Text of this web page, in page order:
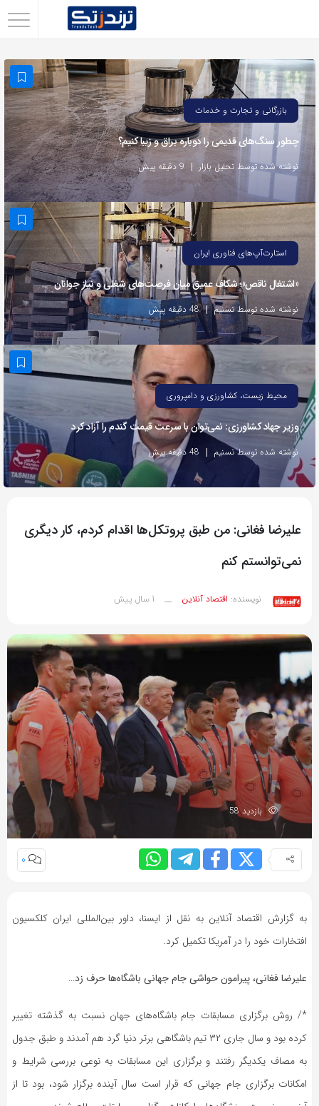
با
استفاده
از
روش‌های
زیر
می‌توانید
این
صفحه
را
دوستان
خود
به
اشتراک
بگذارید.
لینک
بازرگانی و تجارت و خدمات
چطور سنگ‌های قدیمی را دوباره براق و زیبا کنیم؟
نوشته شده توسط تحلیل بازار 9 دقیقه پیش
استارت‌آپ‌های فناوری ایران
«اشتغال ناقص»؛ شکاف عمیق میان فرصت‌های شغلی و نیاز جوانان
نوشته شده توسط تسنیم 48 دقیقه پیش
محیط زیست، کشاورزی و دامپروری
وزیر جهاد کشاورزی: نمی‌توان با سرعت قیمت گندم را آزاد کرد
نوشته شده توسط تسنیم 48 دقیقه پیش
علیرضا فغانی: من طبق پروتکل‌ها اقدام کردم، کار دیگری
نمی‌توانستم کنم
نویسنده: اقتصاد آنلاین __ 1 سال پیش
بازدید 58
0
به گزارش اقتصاد آنلاین به نقل از ایسنا، داور بین‌المللی ایران کلکسیون
افتخارات خود را در آمریکا تکمیل کرد.
علیرضا فغانی، پیرامون حواشی جام جهانی باشگاه‌ها حرف زد…
*/ روش برگزاری مسابقات جام باشگاه‌های جهان نسبت به گذشته تغییر
کرده بود و سال جاری ۳۲ تیم باشگاهی برتر دنیا گرد هم آمدند و طبق جدول
به مصاف یکدیگر رفتند و برگزاری این مسابقات به نوعی بررسی شرایط و
امکانات برگزاری جام جهانی که قرار است سال آینده برگزار شود، بود تا از